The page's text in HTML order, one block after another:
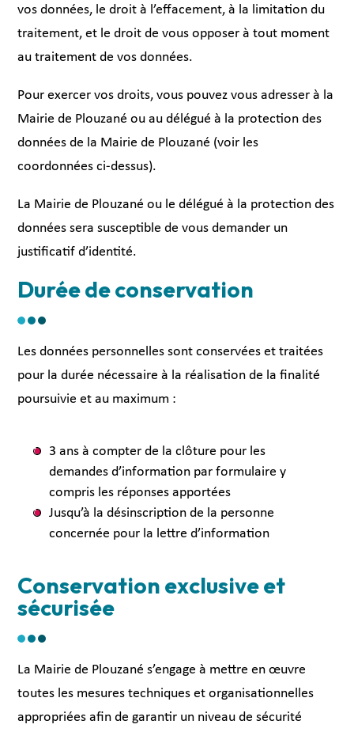
vos données, le droit à l’effacement, à la limitation du
traitement, et le droit de vous opposer à tout moment
au traitement de vos données.
Pour exercer vos droits, vous pouvez vous adresser à la
Mairie de Plouzané ou au délégué à la protection des
données de la Mairie de Plouzané (voir les
coordonnées ci-dessus).
La Mairie de Plouzané ou le délégué à la protection des
données sera susceptible de vous demander un
justificatif d’identité.
Durée de conservation
Les données personnelles sont conservées et traitées
pour la durée nécessaire à la réalisation de la finalité
poursuivie et au maximum :
3 ans à compter de la clôture pour les
demandes d’information par formulaire y
compris les réponses apportées
Jusqu’à la désinscription de la personne
concernée pour la lettre d’information
Conservation exclusive et
sécurisée
La Mairie de Plouzané s’engage à mettre en œuvre
toutes les mesures techniques et organisationnelles
appropriées afin de garantir un niveau de sécurité